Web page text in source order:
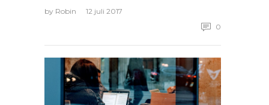
by Robin
12 juli 2017
0